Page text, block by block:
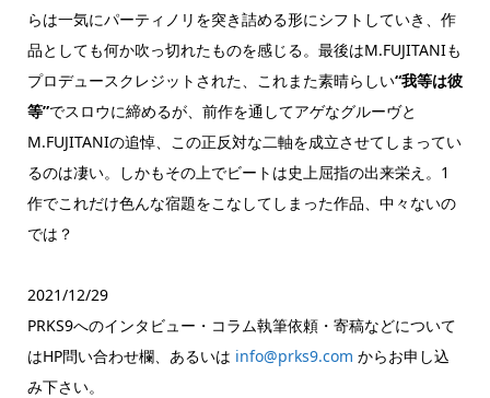
らは一気にパーティノリを突き詰める形にシフトしていき、作
品としても何か吹っ切れたものを感じる。最後はM.FUJITANIも
プロデュースクレジットされた、これまた素晴らしい“我等は彼
等”でスロウに締めるが、前作を通してアゲなグルーヴと
M.FUJITANIの追悼、この正反対な二軸を成立させてしまってい
るのは凄い。しかもその上でビートは史上屈指の出来栄え。1
作でこれだけ色んな宿題をこなしてしまった作品、中々ないの
では？
2021/12/29
PRKS9へのインタビュー・コラム執筆依頼・寄稿などについて
はHP問い合わせ欄、あるいは info@prks9.com からお申し込
み下さい。